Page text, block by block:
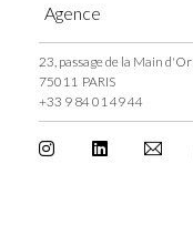
Agence
23, passage de la Main d'Or
75011 PARIS
+33 9 84 01 49 44